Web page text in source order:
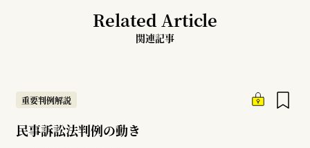
Related Article
関連記事
重要判例解説
民事訴訟法判例の動き